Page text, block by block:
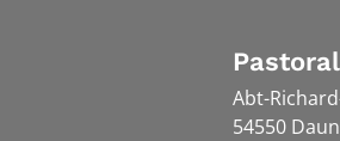
Abt-
54550 Daun